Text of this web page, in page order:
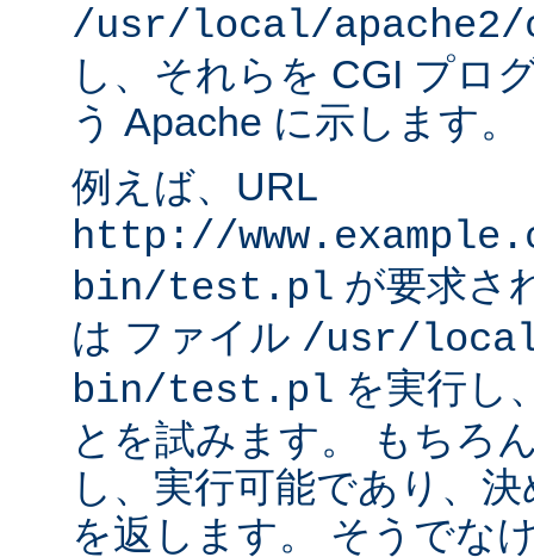
/usr/local/
し、それらを CGI プロ
う Apache に示します。
例えば、URL
http://
bin/test.pl が要求さ
は ファイル /usr/
bin/test.pl を実行し
とを試みます。 もちろ
し、実行可能であり、
を返します。 そうでな